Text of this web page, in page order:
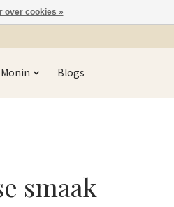
Blogs
smaak
over cookies »